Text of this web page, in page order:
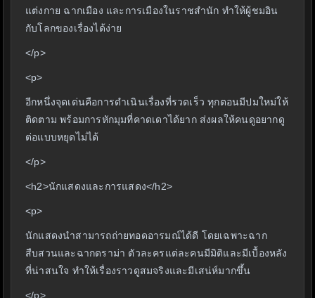
แต่งกาย ฉากเมือง และการเมืองในราชสำนัก ทำให้ผู้ชมอิน
กับโลกของเรื่องได้ง่าย
</p>
<p>
อีกหนึ่งจุดเด่นคือการดำเนินเรื่องที่รวดเร็ว ทุกตอนมีปมใหม่ให้
ติดตาม พร้อมการหักมุมที่คาดเดาได้ยาก ส่งผลให้คนดูอยากดู
ต่อแบบหยุดไม่ได้
</p>
<h2>นักแสดงและการแสดง</h2>
<p>
นักแสดงนำสามารถถ่ายทอดอารมณ์ได้ดี โดยเฉพาะฉาก
สืบสวนและฉากดราม่า ตัวละครแต่ละคนมีมิติและมีเบื้องหลัง
ที่น่าสนใจ ทำให้เรื่องราวดูสมจริงและมีเสน่ห์มากขึ้น
</p>